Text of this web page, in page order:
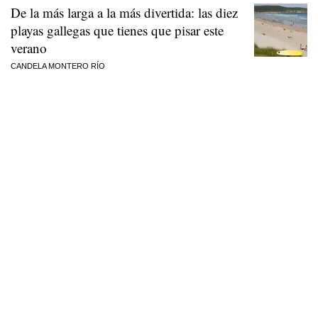
De la más larga a la más divertida: las diez
playas gallegas que tienes que pisar este
verano
CANDELA MONTERO RÍO